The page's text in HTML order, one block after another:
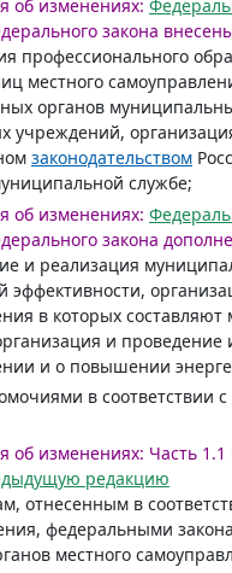
об изменениях:
закона
профессионального
местного
органов
учреждений,
законодательством
службе;
об изменениях:
закона
и реализация
эффективности,
в которых
и
и о повышении
в соответствии
об изменениях: Часть 1.1
редакцию
отнесенным в
федеральными
местного